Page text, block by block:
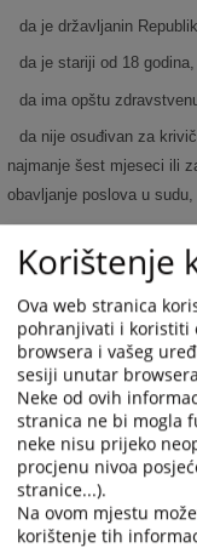
da je državljanin
da je stariji od 18 godina,
da ima opštu
da nije osuđivan za
najmanje šest mjeseci ili
obavljanje poslova u sudu,
da ispunjava i druge
aktom o unutrašnjoj
Pored naprijed navedenih
posebne uslove:
- odgovarajuća
odgovarajuće radno
položen pravosudni ili
Sve molbe za prijem u
Korištenje
Ova web stranica
pohranjivati i koristiti
browsera i vašeg
sesiji unutar
Neke od ovih
stranica ne bi mogla
neke nisu prijeko
procjenu nivoa
stranice...).
Na ovom mjestu
korištenje tih